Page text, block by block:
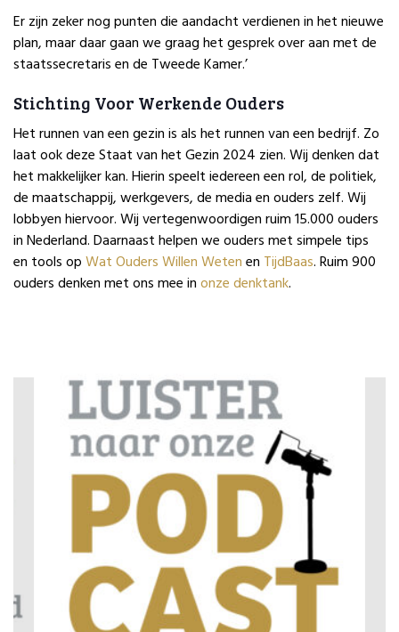
Er zijn zeker nog punten die aandacht verdienen in het nieuwe
plan, maar daar gaan we graag het gesprek over aan met de
staatssecretaris en de Tweede Kamer.’
Stichting Voor Werkende Ouders
Het runnen van een gezin is als het runnen van een bedrijf. Zo
laat ook deze Staat van het Gezin 2024 zien. Wij denken dat
het makkelijker kan. Hierin speelt iedereen een rol, de politiek,
de maatschappij, werkgevers, de media en ouders zelf. Wij
lobbyen hiervoor. Wij vertegenwoordigen ruim 15.000 ouders
in Nederland. Daarnaast helpen we ouders met simpele tips
en tools opWat Ouders Willen Wetenen TijdBaas. Ruim 900
ouders denken met ons mee inonze denktank.